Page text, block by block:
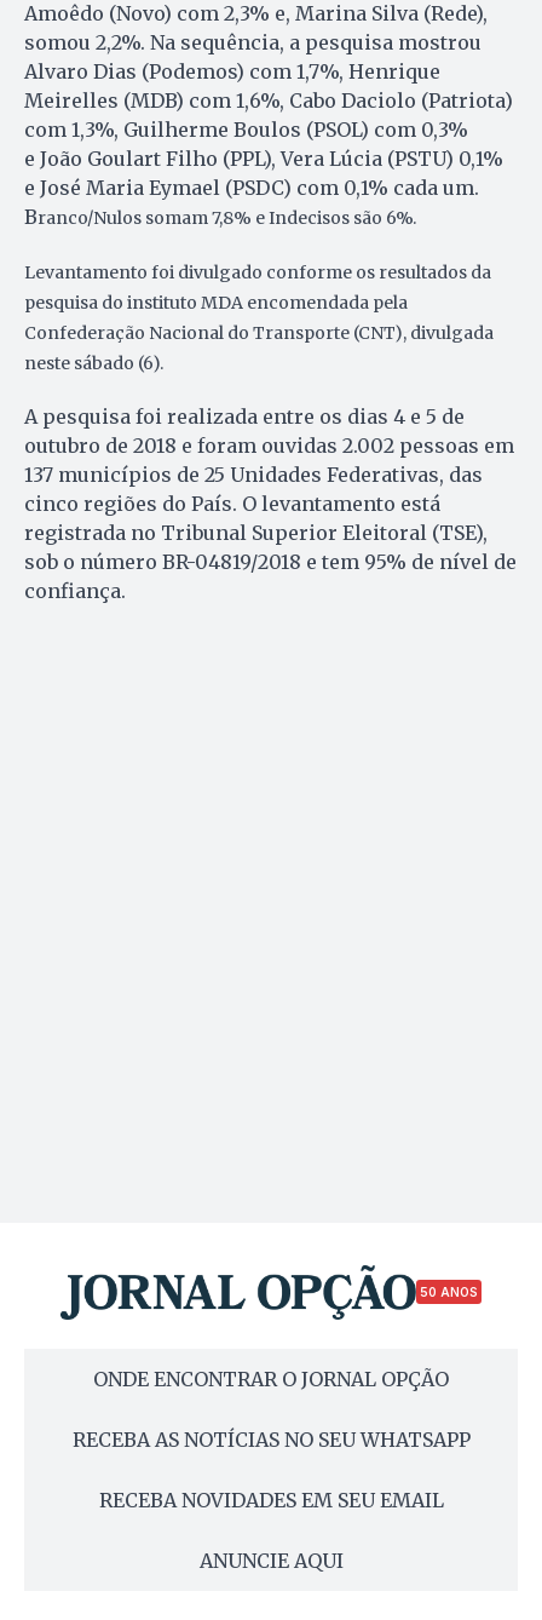
Amoêdo (Novo) com 2,3% e, Marina Silva (Rede),
somou 2,2%. Na sequência, a pesquisa mostrou
Alvaro Dias (Podemos) com 1,7%, Henrique
Meirelles (MDB) com 1,6%, Cabo Daciolo (Patriota)
com 1,3%, Guilherme Boulos (PSOL) com 0,3%
e João Goulart Filho (PPL), Vera Lúcia (PSTU) 0,1%
e José Maria Eymael (PSDC) com 0,1% cada um.
Branco/Nulos somam 7,8% eIndecisos são 6%.
Levantamento foi divulgado conforme os resultados da
pesquisa do instituto MDA encomendada pela
Confederação Nacional do Transporte (CNT), divulgada
neste sábado (6).
A pesquisa foi realizada entre os dias 4 e 5 de
outubro de 2018 e foram ouvidas 2.002 pessoas em
137 municípios de 25 Unidades Federativas, das
cinco regiões do País. O levantamento está
registrada no Tribunal Superior Eleitoral (TSE),
sob o número BR-04819/2018 e tem 95% de nível de
confiança.
50 ANOS
ONDE ENCONTRAR O JORNAL OPÇÃO
RECEBA AS NOTÍCIAS NO SEU WHATSAPP
RECEBA NOVIDADES EM SEU EMAIL
ANUNCIE AQUI